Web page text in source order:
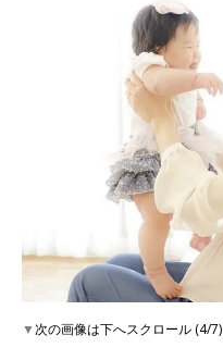
▼次の画像は下へスクロール (4/7)